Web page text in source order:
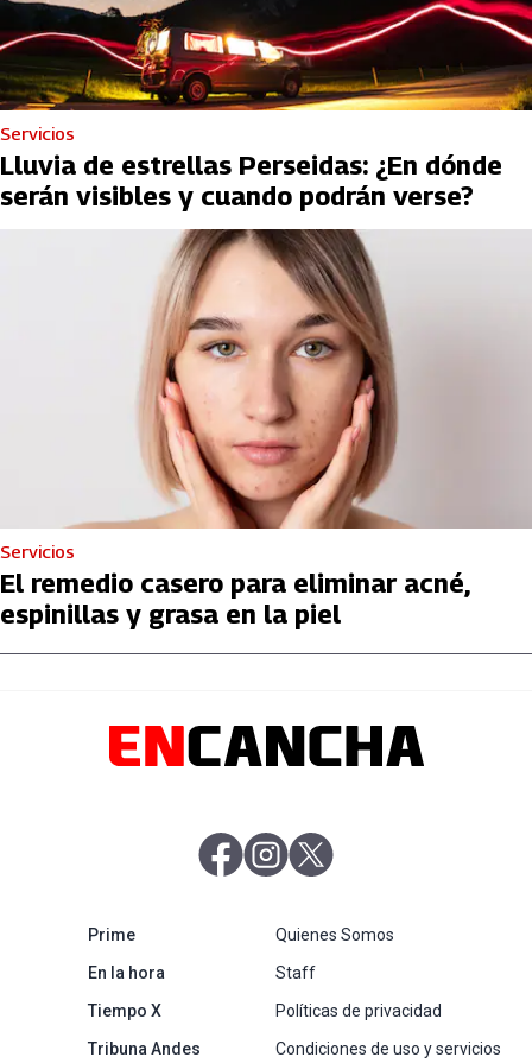
Servicios
Lluvia de estrellas Perseidas: ¿En dónde
serán visibles y cuando podrán verse?
Servicios
El remedio casero para eliminar acné,
espinillas y grasa en la piel
abre en nueva pestaña
abre en nueva pestaña
Primeabre en nueva pestaña
En la horaabre en nueva pestaña
Tiempo Xabre en nueva pestaña
Tribuna Andesabre en nueva pestaña
Quienes Somos
Staff
Políticas de privacidad
Condiciones de uso y servicios